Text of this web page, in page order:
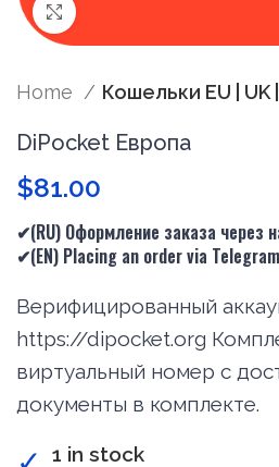
Home Кошельки EU | UK
DiPocket Европа
$81.00
✔(RU) Оформление заказа через
✔(EN) Placing an order via
Верифицированный
https://dipocket.org
виртуальный номер с
документы в комплекте.
1 in stock